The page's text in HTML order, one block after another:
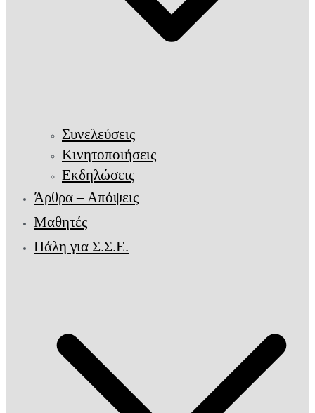
Συνελεύσεις
Κινητοποιήσεις
Εκδηλώσεις
Άρθρα – Απόψεις
Μαθητές
Πάλη για Σ.Σ.Ε.